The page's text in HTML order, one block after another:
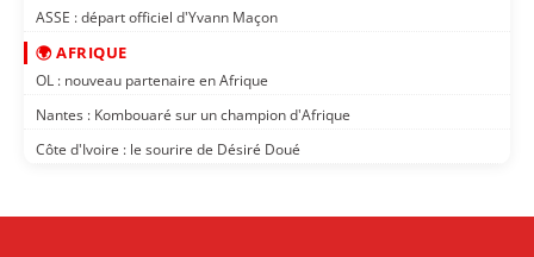
ASSE : départ officiel d'Yvann Maçon
🌍 AFRIQUE
OL : nouveau partenaire en Afrique
Nantes : Kombouaré sur un champion d'Afrique
Côte d'Ivoire : le sourire de Désiré Doué